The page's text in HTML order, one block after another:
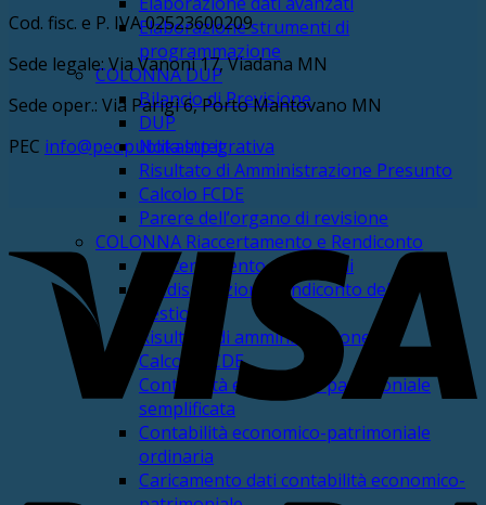
Elaborazione strumenti di
programmazione
COLONNA DUP
Bilancio di Previsione
DUP
Nota Integrativa
Risultato di Amministrazione Presunto
Calcolo FCDE
Parere dell’organo di revisione
COLONNA Riaccertamento e Rendiconto
Riaccertamento dei residui
Predisposizione rendiconto della
gestione
Risultato di amministrazione
Calcolo FCDE
Contabilità economico-patrimoniale
semplificata
Contabilità economico-patrimoniale
ordinaria
Caricamento dati contabilità economico-
Cod. fisc. e P. IVA 02523600209
Sede legale: Via Vanoni 17, Viadana MN
Sede oper.: Via Parigi 6, Porto Mantovano MN
PEC info@pec.publikastp.it